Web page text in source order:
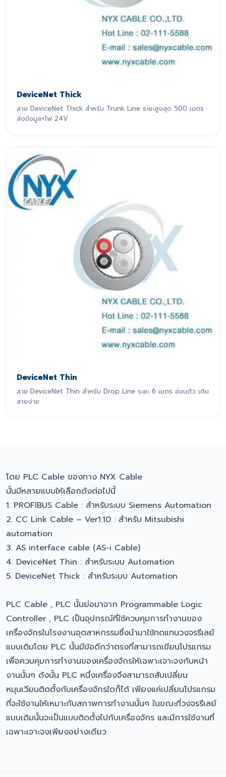
DeviceNet Thick
สาย DeviceNet Thick สำหรับ Trunk Line ระยะสูงสุด 500 เมตร
ส่งข้อมูล+ไฟ 24V
DeviceNet Thin
สาย DeviceNet Thin สำหรับ Drop Line ระยะ 6 เมตร อ่อนตัว เดิน
สายง่าย
โดย PLC Cable ของทาง NYX Cable
นั้นมีหลายแบบให้เลือกดังต่อไปนี้
1. PROFIBUS Cable : สำหรับระบบ Siemens Automation
2. CC Link Cable – Ver1.10 : สำหรับ Mitsubishi
automation
3. AS interface cable (AS-i Cable)
4. DeviceNet Thin : สำหรับระบบ Automation
5. DeviceNet Thick : สำหรับระบบ Automation
PLC Cable , PLC นั้นย่อมาจาก Programmable Logic
Controller , PLC เป็นอุปกรณ์ที่ใช้ควบคุมการทำงานของ
เครื่องจักรในโรงงานอุตสาหกรรมซึ่งนำมาใช้ทดแทนวงจรรีเลย์
แบบเดิมโดย PLC นั้นมีข้อดีกว่าตรงที่สามารถเขียนโปรแกรม
เพื่อควบคุมการทำงานของเครื่องจักรให้เฉพาะเจาะจงกับหน้า
งานนั้นๆ ดังนั้น PLC หนึ่งเครื่องจึงสามารถสับเปลี่ยน
หมุนเวียนติดตั้งกับเครื่องจักรใดก็ได้ เพียงแค่เปลี่ยนโปรแกรม
ที่จะใช้งานให้เหมาะกับสภาพการทำงานนั้นๆ ในขณะที่วงจรรีเลย์
แบบเดิมนั้นจะเป็นแบบติดตั้งไปกับเครื่องจักร และมีการใช้งานที่
เฉพาะเจาะจงเพียงอย่างเดียว